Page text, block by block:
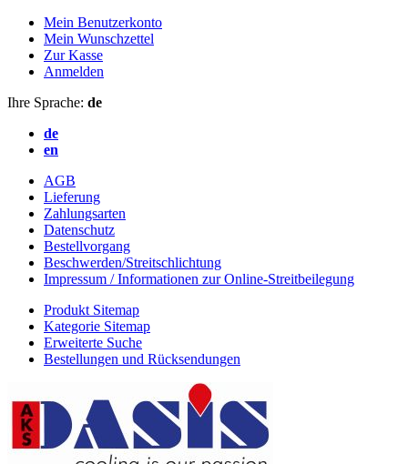
Mein Benutzerkonto
Mein Wunschzettel
Zur Kasse
Anmelden
Ihre Sprache: de
de
en
AGB
Lieferung
Zahlungsarten
Datenschutz
Bestellvorgang
Beschwerden/Streitschlichtung
Impressum / Informationen zur Online-Streitbeilegung
Produkt Sitemap
Kategorie Sitemap
Erweiterte Suche
Bestellungen und Rücksendungen